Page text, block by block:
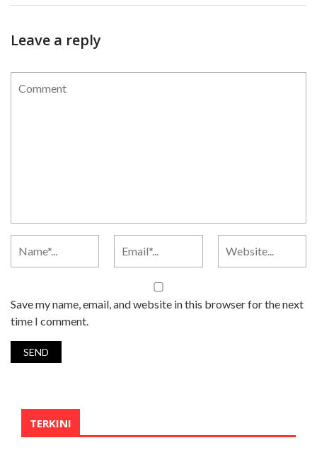
Leave a reply
Save my name, email, and website in this browser for the next
time I comment.
TERKINI